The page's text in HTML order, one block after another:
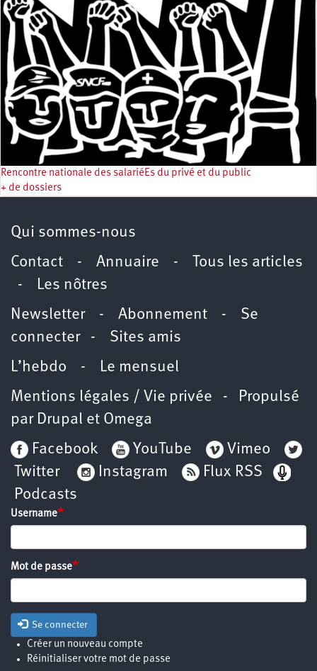
Rencontre nationale des salariéEs du privé et du public
+ de dossiers
Qui sommes-nous
Contact - Annuaire -
Tous les articles
- Les nôtres
Newsletter- Abonnement - Se
connecter- Sites amis
L’hebdo - Le mensuel
Mentions légales / Vie privée - Propulsé
par Drupal et Omega
Facebook
YouTube
Vimeo
Twitter
Instagram
Flux RSS
Podcasts
Username
Mot de passe
Se connecter
Créer un nouveau compte
Réinitialiser votre mot de passe